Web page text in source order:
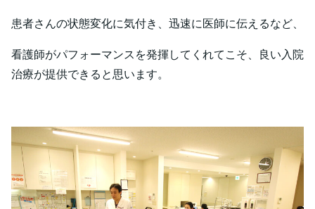
患者さんの状態変化に気付き、迅速に医師に伝えるなど、
看護師がパフォーマンスを発揮してくれてこそ、良い入院
治療が提供できると思います。